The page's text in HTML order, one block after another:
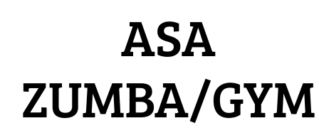
ASA
ZUMBA/GYM